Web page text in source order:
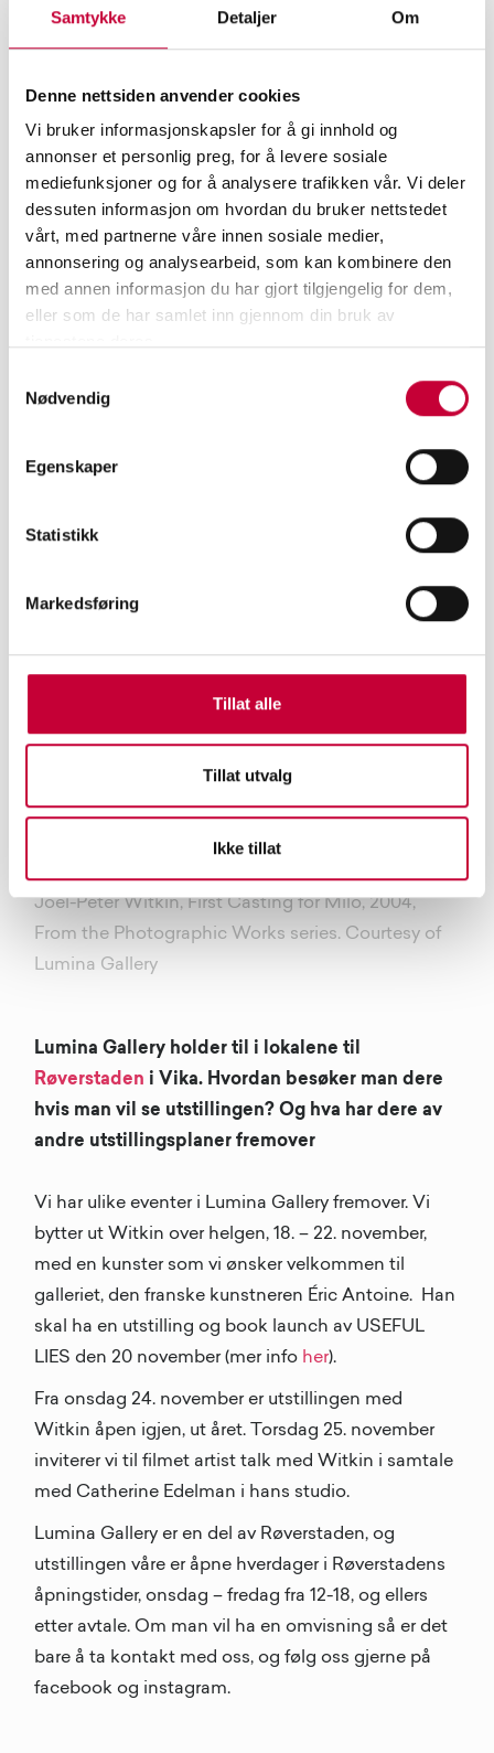
Samtykke Detaljer Om
Denne nettsiden anvender cookies
Vi bruker informasjonskapsler for å gi innhold og
annonser et personlig preg, for å levere sosiale
mediefunksjoner og for å analysere trafikken vår. Vi deler
dessuten informasjon om hvordan du bruker nettstedet
vårt, med partnerne våre innen sosiale medier,
annonsering og analysearbeid, som kan kombinere den
med annen informasjon du har gjort tilgjengelig for dem,
eller som de har samlet inn gjennom din bruk av
Nødvendig
Egenskaper
Statistikk
Markedsføring
Tillat alle
Tillat utvalg
Ikke tillat
overbevisende som den er tabu. I de mange lagene
finnes det og humor for å kunne provosere, for å
fortelle en annen historie. Som i historien rundt
Mexico, 2011’, der referansene til gresk mytologi er
klare, men hvor tittelen foreslår en annen retning
inn i denne historien. (Se historiske avbildninger av
og les mer om den greske mytenher).
Joel-Peter Witkin, First Casting for Milo, 2004,
From the Photographic Works series. Courtesy of
Lumina Gallery
Lumina Gallery holder til i lokalene til
Røverstaden i Vika. Hvordan besøker man dere
hvis man vil se utstillingen? Og hva har dere av
andre utstillingsplaner fremover
Vi har ulike eventer i Lumina Gallery fremover. Vi
bytter ut Witkin over helgen, 18. – 22. november,
med en kunster som vi ønsker velkommen til
galleriet, den franske kunstneren Éric Antoine. Han
skal ha en utstilling og book launch av USEFUL
LIES den 20 november (mer info her).
Fra onsdag 24. november er utstillingen med
Witkin åpen igjen, ut året. Torsdag 25. november
inviterer vi til filmet artist talk med Witkin i samtale
med Catherine Edelman i hans studio.
Lumina Gallery er en del av Røverstaden, og
utstillingen våre er åpne hverdager i Røverstadens
åpningstider, onsdag – fredag fra 12-18, og ellers
etter avtale. Om man vil ha en omvisning så er det
bare å ta kontakt med oss, og følg oss gjerne på
facebook og instagram.